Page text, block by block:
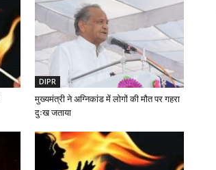
DIPR
मुख्यमंत्री ने अग्निकांड में लोगों की मौत पर गहरा
दुःख जताया